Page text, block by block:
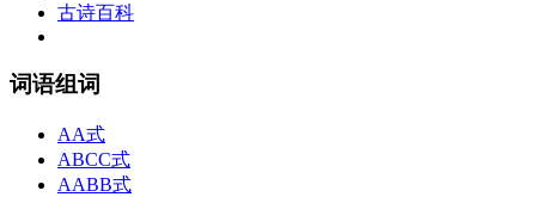
古诗百科
词语组词
AA式
ABCC式
AABB式